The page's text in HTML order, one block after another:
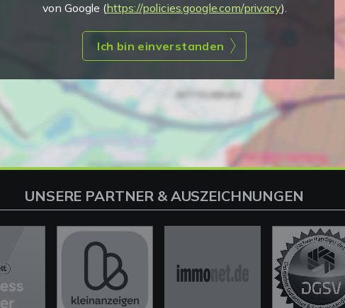
von Google (https://policies.google.com/privacy).
Ich bin einverstanden
UNSERE PARTNER & AUSZEICHNUNGEN